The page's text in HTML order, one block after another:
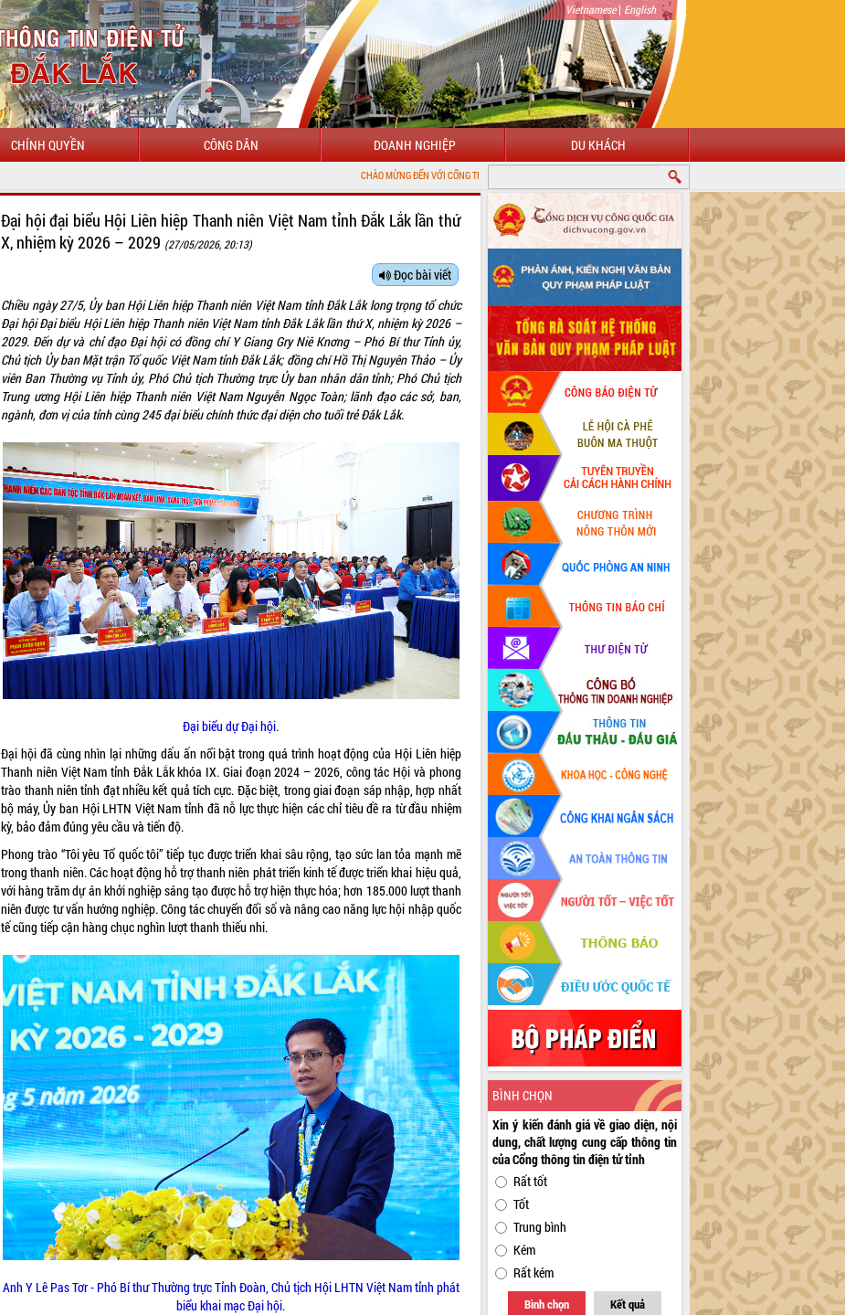
Vietnamese| English
CHÍNH QUYỀN CÔNG DÂN DOANH NGHIỆP DU KHÁCH
CHÀO MỪNG ĐẾN VỚI CỔNG THÔNG TIN ĐIỆN TỬ TỈNH ĐẮK LẮK
Đại hội đại biểu Hội Liên hiệp Thanh niên Việt Nam tỉnh Đắk Lắk lần thứ
X, nhiệm kỳ 2026 – 2029 (27/05/2026, 20:13)
Đọc bài viết
Chiều ngày 27/5, Ủy ban Hội Liên hiệp Thanh niên Việt Nam tỉnh Đắk Lắk long trọng tổ chức
Đại hội Đại biểu Hội Liên hiệp Thanh niên Việt Nam tỉnh Đắk Lắk lần thứ X, nhiệm kỳ 2026 –
2029. Đến dự và chỉ đạo Đại hội có đồng chí Y Giang Gry Niê Knơng – Phó Bí thư Tỉnh ủy,
Chủ tịch Ủy ban Mặt trận Tổ quốc Việt Nam tỉnh Đắk Lắk; đồng chí Hồ Thị Nguyên Thảo – Ủy
viên Ban Thường vụ Tỉnh ủy, Phó Chủ tịch Thường trực Ủy ban nhân dân tỉnh; Phó Chủ tịch
Trung ương Hội Liên hiệp Thanh niên Việt Nam Nguyễn Ngọc Toàn; lãnh đạo các sở, ban,
ngành, đơn vị của tỉnh cùng 245 đại biểu chính thức đại diện cho tuổi trẻ Đắk Lắk.
Đại biểu dự Đại hội.
Đại hội đã cùng nhìn lại những dấu ấn nổi bật trong quá trình hoạt động của Hội Liên hiệp
Thanh niên Việt Nam tỉnh Đắk Lắk khóa IX. Giai đoạn 2024 – 2026, công tác Hội và phong
trào thanh niên tỉnh đạt nhiều kết quả tích cực. Đặc biệt, trong giai đoạn sáp nhập, hợp nhất
bộ máy, Ủy ban Hội LHTN Việt Nam tỉnh đã nỗ lực thực hiện các chỉ tiêu đề ra từ đầu nhiệm
kỳ, bảo đảm đúng yêu cầu và tiến độ.
Phong trào “Tôi yêu Tổ quốc tôi” tiếp tục được triển khai sâu rộng, tạo sức lan tỏa mạnh mẽ
trong thanh niên. Các hoạt động hỗ trợ thanh niên phát triển kinh tế được triển khai hiệu quả,
với hàng trăm dự án khởi nghiệp sáng tạo được hỗ trợ hiện thực hóa; hơn 185.000 lượt thanh
niên được tư vấn hướng nghiệp. Công tác chuyển đổi số và nâng cao năng lực hội nhập quốc
tế cũng tiếp cận hàng chục nghìn lượt thanh thiếu nhi.
Anh Y Lê Pas Tơr - Phó Bí thư Thường trực Tỉnh Đoàn, Chủ tịch Hội LHTN Việt Nam tỉnh phát
biểu khai mạc Đại hội.
BÌNH CHỌN
Xin ý kiến đánh giá về giao diện, nội
dung, chất lượng cung cấp thông tin
của Cổng thông tin điện tử tỉnh
Rất tốt
Tốt
Trung bình
Kém
Rất kém
Bình chọn Kết quả